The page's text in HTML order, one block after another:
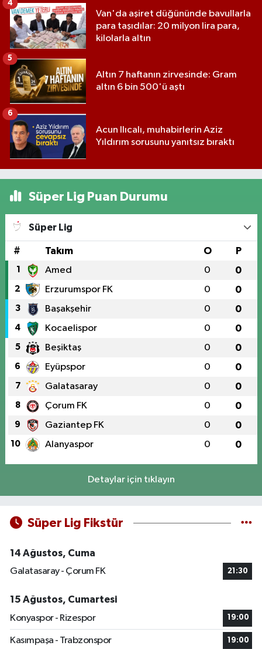
Van'da aşiret düğününde bavullarla
para taşıdılar: 20 milyon lira para,
kilolarla altın
4
Altın 7 haftanın zirvesinde: Gram
altın 6 bin 500'ü aştı
5
Acun Ilıcalı, muhabirlerin Aziz
Yıldırım sorusunu yanıtsız bıraktı
6
Süper Lig Puan Durumu
Süper Lig
# Takım O P
1 Amed 0 0
2 Erzurumspor FK 0 0
3 Başakşehir 0 0
4 Kocaelispor 0 0
5 Beşiktaş 0 0
6 Eyüpspor 0 0
7 Galatasaray 0 0
8 Çorum FK 0 0
9 Gaziantep FK 0 0
10 Alanyaspor 0 0
Detaylar için tıklayın
Süper Lig Fikstür
14 Ağustos, Cuma
Galatasaray - Çorum FK
21:30
15 Ağustos, Cumartesi
Konyaspor - Rizespor
19:00
Kasımpaşa - Trabzonspor 19:00